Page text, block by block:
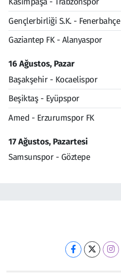
Gençlerbirliği S.K. - Fenerbahçe
Gaziantep FK - Alanyaspor
16 Ağustos, Pazar
Başakşehir - Kocaelispor
Beşiktaş - Eyüpspor
Amed - Erzurumspor FK
17 Ağustos, Pazartesi
Samsunspor - Göztepe